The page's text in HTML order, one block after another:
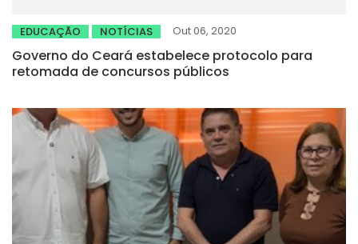
EDUCAÇÃO NOTÍCIAS Out 06, 2020
Governo do Ceará estabelece protocolo para
retomada de concursos públicos